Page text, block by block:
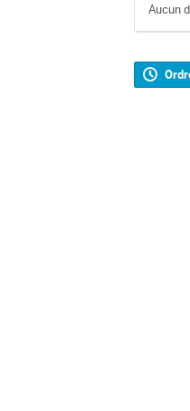
Aucun